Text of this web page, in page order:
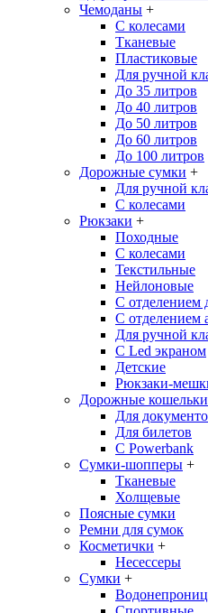
Чемоданы +
С колесами
Тканевые
Пластиковые
Для ручной
До 35 литров
До 40 литров
До 50 литров
До 60 литров
До 100 литров
Дорожные сумки +
Для ручной
С колесами
Рюкзаки +
Походные
С колесами
Текстильные
Нейлоновые
С отделением
С отделением
Для ручной
С Led экраном
Детские
Рюкзаки-
Дорожные кошельки
Для
Для билетов
С Powerbank
Сумки-шопперы +
Тканевые
Холщевые
Поясные сумки
Ремни для сумок
Косметички +
Несессеры
Сумки +